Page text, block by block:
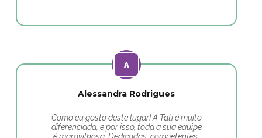
Alessandra Rodrigues
Como eu gosto deste lugar! A Tati é muito
diferenciada, e por isso, toda a sua equipe